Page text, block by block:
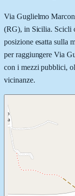
Via Guglielmo
(RG), in Sicilia. Scicli
posizione esatta sulla
per raggiungere Via
con i mezzi pubblici,
vicinanze.